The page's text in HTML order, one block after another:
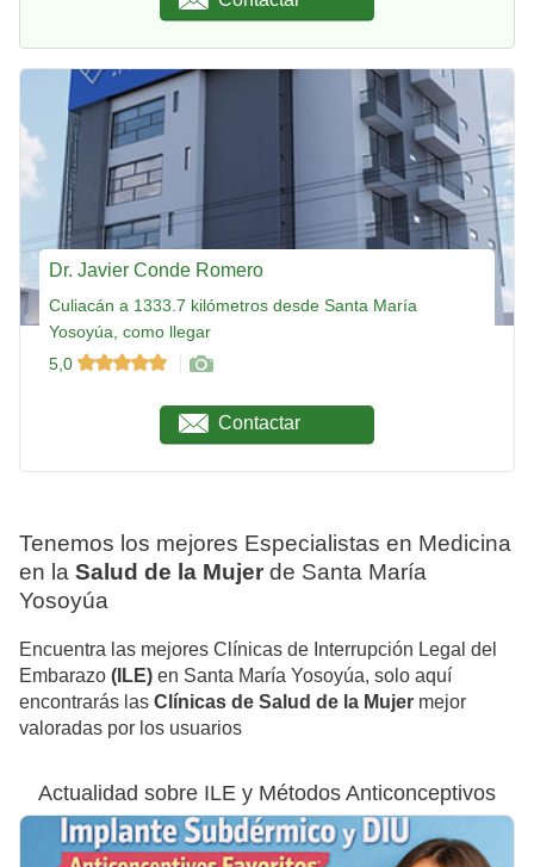
Dr. Javier Conde Romero
Culiacán a 1333.7 kilómetros desde Santa María
Yosoyúa, como llegar
5,0
Contactar
Tenemos los mejores Especialistas en Medicina
en la Salud de la Mujer de Santa María
Yosoyúa
Encuentra las mejores Clínicas de Interrupción Legal del
Embarazo (ILE) en Santa María Yosoyúa, solo aquí
encontrarás las Clínicas de Salud de la Mujer mejor
valoradas por los usuarios
Actualidad sobre ILE y Métodos Anticonceptivos